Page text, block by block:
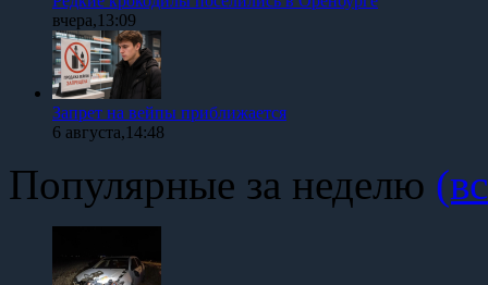
вчера,13:09
Запрет на вейпы приближается
6 августа,14:48
Популярные за неделю